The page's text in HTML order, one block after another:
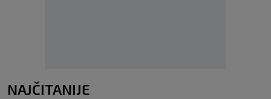
NAJČITANIJE